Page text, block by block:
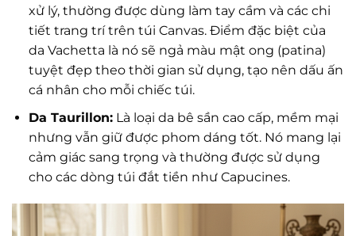
xử lý, thường được dùng làm tay cầm và các chi
tiết trang trí trên túi Canvas. Điểm đặc biệt của
da Vachetta là nó sẽ ngả màu mật ong (patina)
tuyệt đẹp theo thời gian sử dụng, tạo nên dấu ấn
cá nhân cho mỗi chiếc túi.
Da Taurillon:Là loại da bê sần cao cấp, mềm mại
nhưng vẫn giữ được phom dáng tốt. Nó mang lại
cảm giác sang trọng và thường được sử dụng
cho các dòng túi đắt tiền như Capucines.